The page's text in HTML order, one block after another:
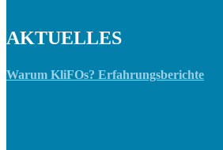
AKTUELLES
Warum KliFOs? Erfahrungsberichte